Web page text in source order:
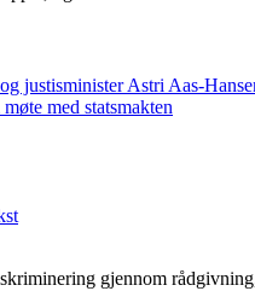
med statsmakten
gjennom